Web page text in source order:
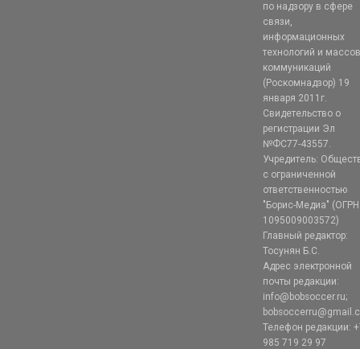
по надзору в сфере
связи,
информационных
технологий и
коммуникаций
(Роскомнадзор) 19
января 2011г.
Свидетельство о
регистрации Эл
№ФС77-43557.
Учредитель:
с ограниченной
ответственностью
"Борис-Медиа" (ОГРН
1095009003572)
Главный редактор:
Тосунян Б.С.
Адрес электронной
почты редакции:
info@bobsoccer.ru;
Телефон редакции:
985 719 29 97